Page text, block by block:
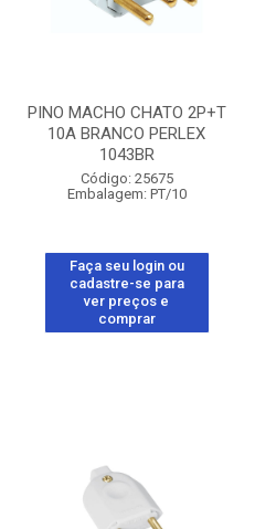
PINO MACHO CHATO 2P+T
10A BRANCO PERLEX
1043BR
Código: 25675
Embalagem: PT/10
Faça seu login ou
cadastre-se para
ver preços e
comprar